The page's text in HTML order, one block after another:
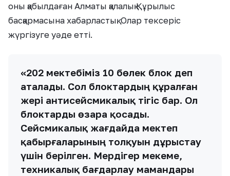
оны қабылдаған Алматы қалалық Құрылыс
басқармасына хабарластық. Олар тексеріс
жүргізуге уәде етті.
«202 мектебіміз 10 бөлек блок деп
аталады. Сол блоктардың құралған
жері антисейсмикалық тігіс бар. Ол
блоктарды өзара қосады.
Сейсмикалық жағдайда мектеп
қабырғаларының толқуын дұрыстау
үшін берілген. Мердігер мекеме,
техникалық бағдарлау мамандары